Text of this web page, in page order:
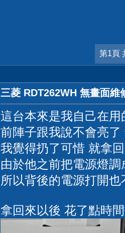
第1頁
三菱 RDT262WH 無畫面維
這台本來是我自己在
前陣子跟我說不會亮
我覺得扔了可惜 就拿
由於他之前把電源燈
所以背後的電源打開
拿回來以後 花了點時